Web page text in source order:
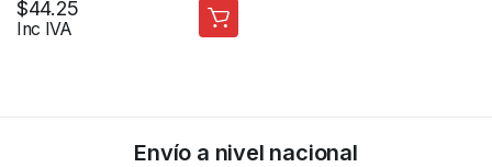
$44.25
Inc IVA
Envío a nivel nacional